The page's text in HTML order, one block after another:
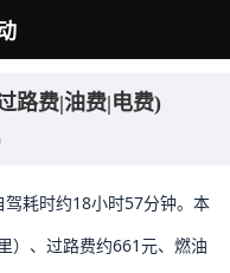
路费|油费|电费)
耗时约18小时57分钟。本
）、过路费约661元、燃油